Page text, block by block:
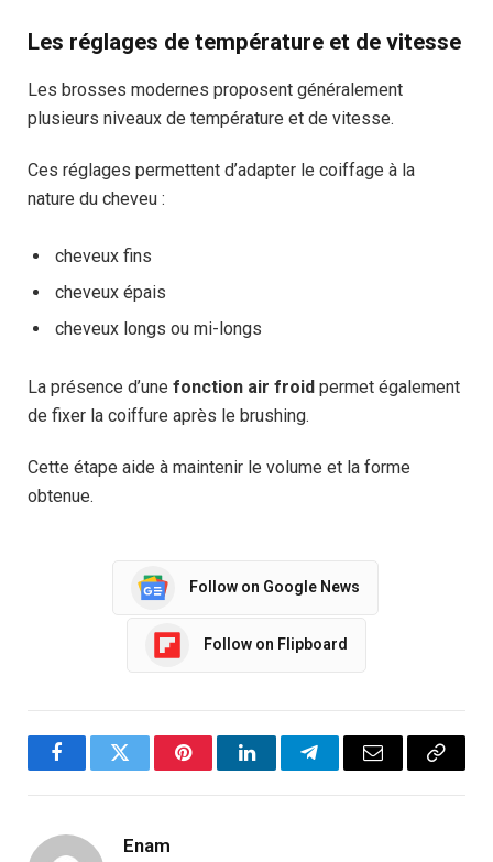
Les réglages de température et de vitesse
Les brosses modernes proposent généralement
plusieurs niveaux de température et de vitesse.
Ces réglages permettent d’adapter le coiffage à la
nature du cheveu :
cheveux fins
cheveux épais
cheveux longs ou mi-longs
La présence d’une fonction air froid permet également
de fixer la coiffure après le brushing.
Cette étape aide à maintenir le volume et la forme
obtenue.
Follow on Google News
Follow on Flipboard
FacebookTwitter PinterestLinkedInTelegramEmail
Copy
Enam